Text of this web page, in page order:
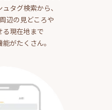
タグ検索から、
辺の見どころや
る現在地まで
がたくさん。